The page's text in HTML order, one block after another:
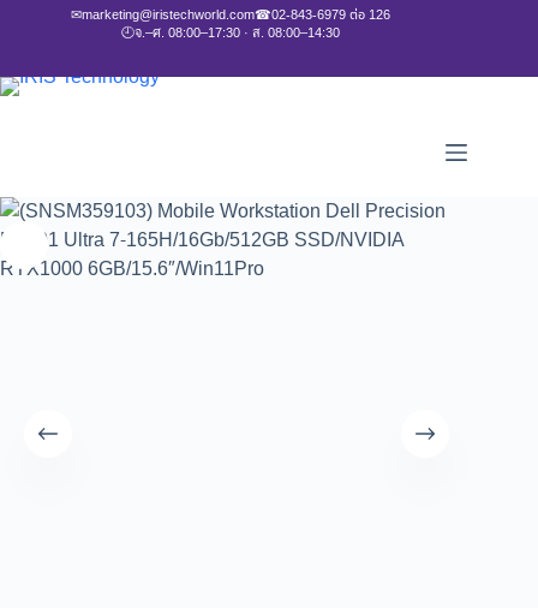
✉marketing@iristechworld.com☎02-843-6979 ต่อ 126
🕘จ.–ศ. 08:00–17:30 · ส. 08:00–14:30